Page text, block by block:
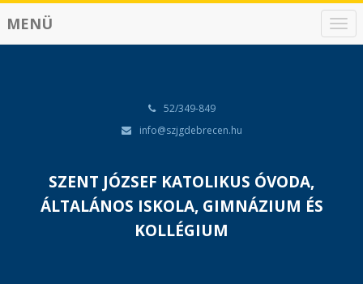
N
a
MENÜ
52/349-849
info@szjgdebrecen.hu
SZENT JÓZSEF KATOLIKUS ÓVODA,
ÁLTALÁNOS ISKOLA, GIMNÁZIUM ÉS
KOLLÉGIUM